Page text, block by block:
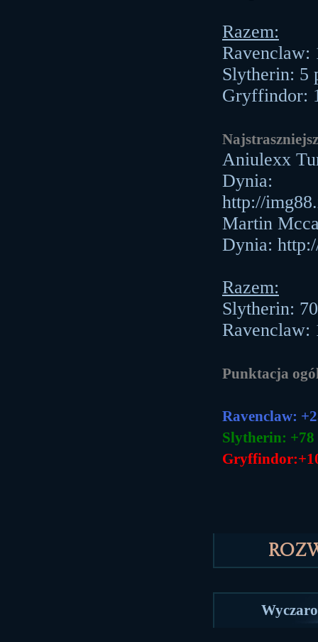
Razem:
Ravenclaw:
Slytherin: 5
Gryffindor:
Aniulexx
Dynia:
http://
Martin
Dynia:
Razem:
Slytherin:
Ravenclaw:
Punktacja
Ravenclaw:
Slytherin: